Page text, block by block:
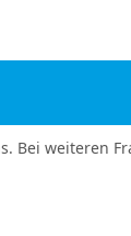
Bei weiteren